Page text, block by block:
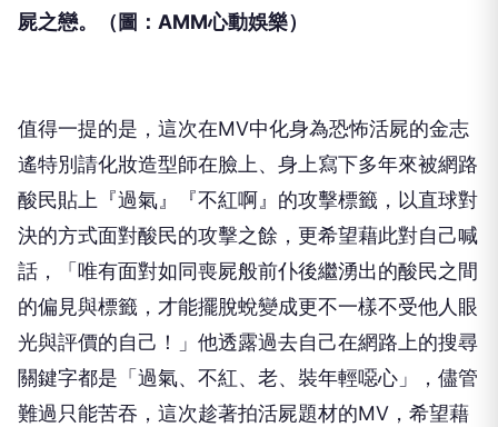
屍之戀。
（圖：AMM心動娛樂）
值得一提的是，這次在MV中化身為恐怖活屍的金志
遙特別請化妝造型師在臉上、身上寫下多年來被網路
酸民貼上『過氣』『不紅啊』的攻擊標籤，以直球對
決的方式面對酸民的攻擊之餘，更希望藉此對自己喊
話，「唯有面對如同喪屍般前仆後繼湧出的酸民之間
的偏見與標籤，才能擺脫蛻變成更不一樣不受他人眼
光與評價的自己！」他透露過去自己在網路上的搜尋
關鍵字都是「過氣、不紅、老、裝年輕噁心」，儘管
難過只能苦吞，這次趁著拍活屍題材的MV ，希望藉